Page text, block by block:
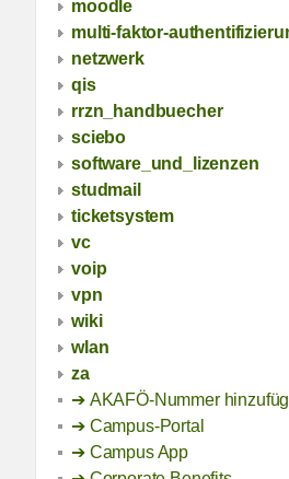
moodle
multi-faktor-
netzwerk
qis
rrzn_handbuecher
sciebo
software_und_lizenzen
studmail
ticketsystem
vc
voip
vpn
wiki
wlan
za
AKAFÖ-Nummer
Campus-Portal
Campus App